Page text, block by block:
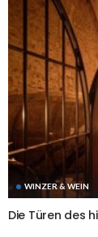
WINZER & WEIN
Die Türen des